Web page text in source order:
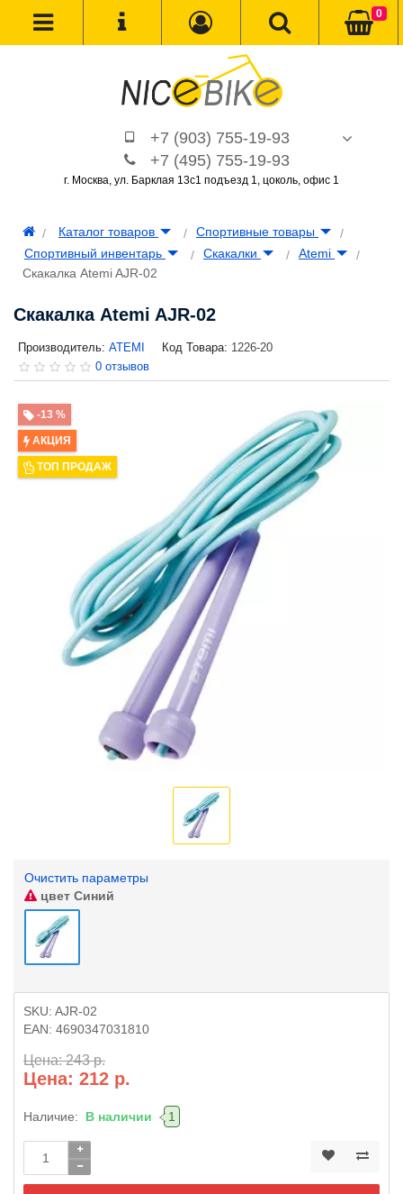
+7 (903) 755-19-93
+7 (495) 755-19-93
г. Москва, ул. Барклая 13с1 подъезд 1, цоколь, офис 1
0
Каталог товаров
Спортивные товары
Спортивный инвентарь
Скакалки
Atemi
Скакалка Atemi AJR-02
Скакалка Atemi AJR-02
Производитель: ATEMI Код Товара: 1226-20
0 отзывов
-13 %
АКЦИЯ
ТОП ПРОДАЖ
Очистить параметры
цвет Синий
SKU: AJR-02
EAN: 4690347031810
Цена: 243 р.
Цена: 212 р.
Наличие: В наличии 1